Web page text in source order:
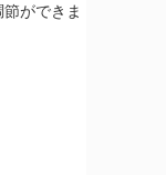
ができま